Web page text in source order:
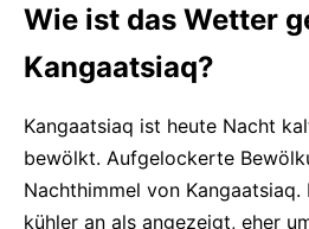
Wie ist das Wetter
Kangaatsiaq?
Kangaatsiaq ist heute Nacht
bewölkt. Aufgelockerte
Nachthimmel von
kühler an als angezeigt, eher